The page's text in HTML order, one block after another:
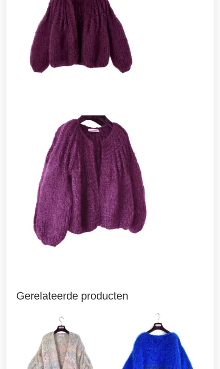
Gerelateerde producten